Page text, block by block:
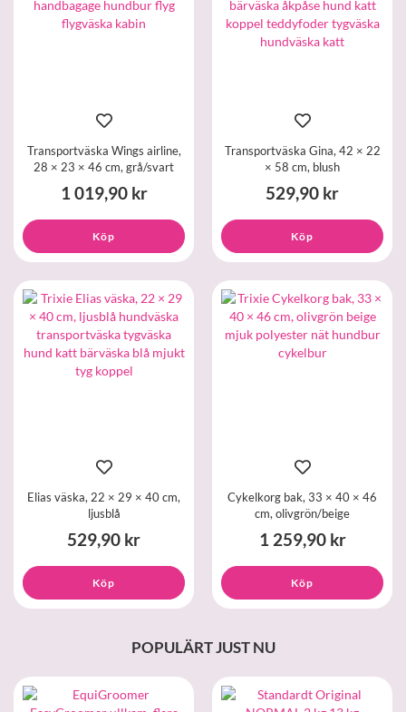
Transportväska Wings airline,
28 × 23 × 46 cm, grå/svart
1 019,90 kr
Köp
Transportväska Gina, 42 × 22
× 58 cm, blush
529,90 kr
Köp
Elias väska, 22 × 29 × 40 cm,
ljusblå
529,90 kr
Köp
Cykelkorg bak, 33 × 40 × 46
cm, olivgrön/beige
1 259,90 kr
Köp
POPULÄRT JUST NU